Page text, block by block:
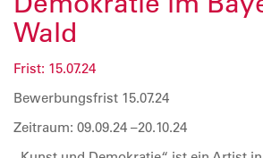
Fortbildung
Ressourcen
Vor- und Nachlässe
Projekte
Datenbanken
Internes
Beitreten
Mitglieder A – Z
Fördermitglieder
Über uns
Verbandsorganisation
Sozialfonds
Publikationen
Kontakt
Galerie
Vorschau
Rückschau
Über die Galerie
Wald
Frist: 15.07.24
Bewerbungsfrist 15.07.24
Zeitraum: 09.09.24 –20.10.24